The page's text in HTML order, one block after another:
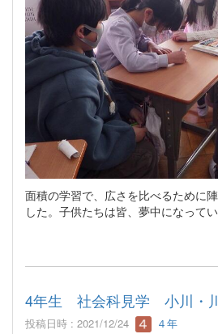
面積の学習で、広さを比べるために
した。子供たちは皆、夢中になってい
4年生 社会科見学 小川・
投稿日時 : 2021/12/24 ４年